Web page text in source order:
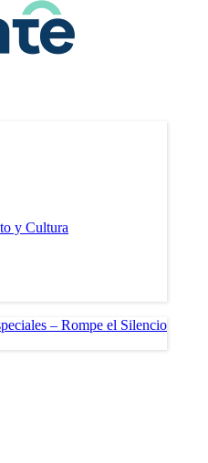
y Cultura
– Rompe el Silencio